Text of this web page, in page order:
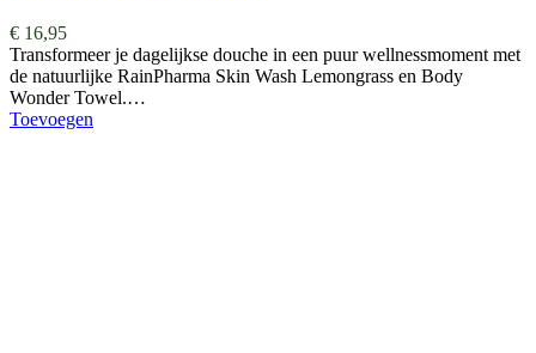
€ 16,95
Transformeer je dagelijkse douche in een puur wellnessmoment met
de natuurlijke RainPharma Skin Wash Lemongrass en Body
Wonder Towel.…
Toevoegen